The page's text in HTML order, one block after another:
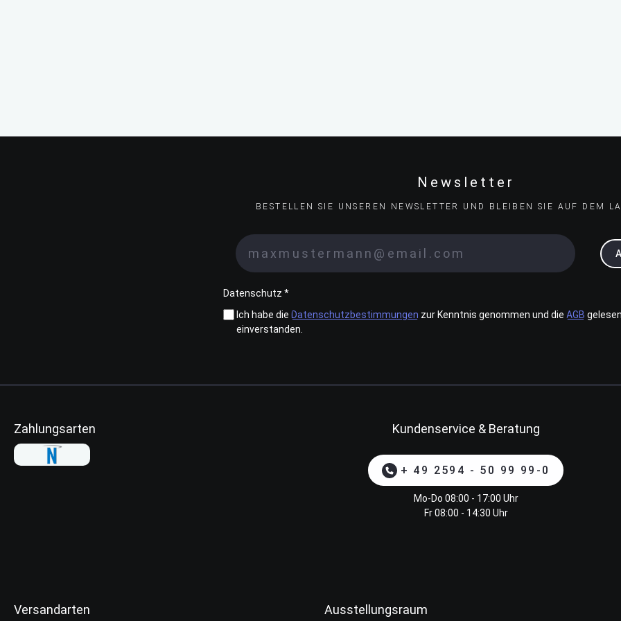
Newsletter
BESTELLEN SIE UNSEREN NEWSLETTER UND BLEIBEN SIE AUF DEM
Datenschutz *
Ich habe die Datenschutzbestimmungen zur Kenntnis genommen und die AGB
einverstanden.
Zahlungsarten Kundenservice & Beratung
+ 49 2594 - 50 99 99-0
Mo-Do 08:00 - 17:00 Uhr
Fr 08:00 - 14:30 Uhr
Versandarten Ausstellungsraum